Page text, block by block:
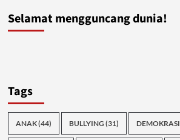
Selamat mengguncang dunia!
Tags
ANAK(44) BULLYING (31) DEMOKRASI